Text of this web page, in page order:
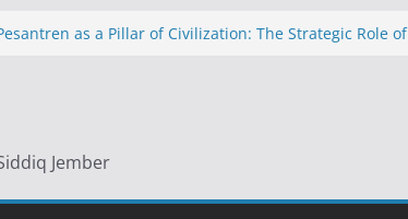
as a Pillar of Civilization: The Strategic Role of
an Economic Crisis
للمعاهد الإسلامية في التعليم
Jember